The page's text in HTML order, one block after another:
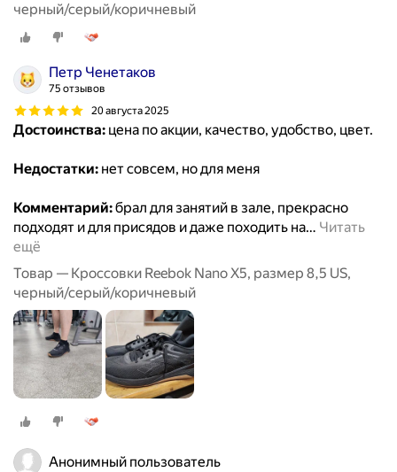
черный/серый/коричневый
Петр Ченетаков
75 отзывов
20 августа 2025
Достоинства: цена по акции, качество, удобство, цвет.
Недостатки: нет совсем, но для меня
Комментарий:брал для занятий в зале, прекрасно
подходят и для присядов и даже походить на… Читать
ещё
Товар — Кроссовки Reebok Nano X5, размер 8,5 US,
черный/серый/коричневый
Анонимный пользователь